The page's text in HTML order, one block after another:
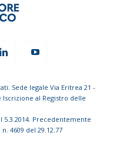
Sede legale Via Eritrea 21 -
Iscrizione al Registro delle
5.3.2014. Precedentemente
4609 del 29.12.77